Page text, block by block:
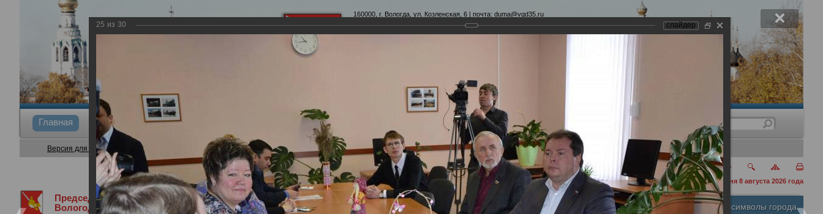
160000, г. Вологда, ул. Козленская, 6 | почта: duma@vgd35.ru
Главная Общие сведения График приема Депутатские объединения
Версия для слабовидящих
сегодня 8 августа 2026 года
Председатель
Вологодской
Медиа библиотека Фотогалерея
Выезд депутатов в центр Забота
Официальные символы города
25 из 30 слайдер